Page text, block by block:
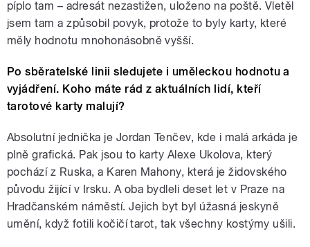
píplo tam – adresát nezastižen, uloženo na poště. Vletěl
jsem tam a způsobil povyk, protože to byly karty, které
měly hodnotu mnohonásobně vyšší.
Po sběratelské linii sledujete i uměleckou hodnotu a
vyjádření. Koho máte rád z aktuálních lidí, kteří
tarotové karty malují?
Absolutní jednička je Jordan Tenčev, kde i malá arkáda je
plně grafická. Pak jsou to karty Alexe Ukolova, který
pochází z Ruska, a Karen Mahony, která je židovského
původu žijící v Irsku. A oba bydleli deset let v Praze na
Hradčanském náměstí. Jejich byt byl úžasná jeskyně
umění, když fotili kočičí tarot, tak všechny kostýmy ušili.